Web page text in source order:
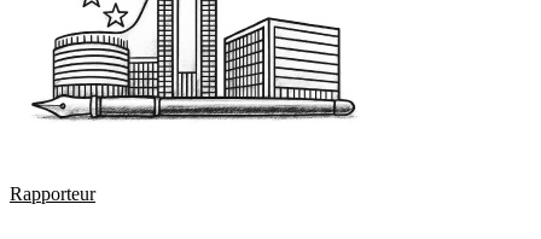
Rapporteur